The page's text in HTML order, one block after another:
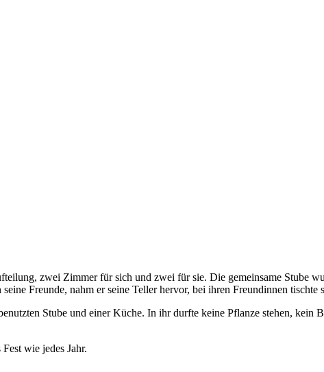
zwei Zimmer für sich und zwei für sie. Die gemeinsame Stube
Freunde, nahm er seine Teller hervor, bei ihren Freundinnen tischte
Stube und einer Küche. In ihr durfte keine Pflanze stehen, kein
wie jedes Jahr.